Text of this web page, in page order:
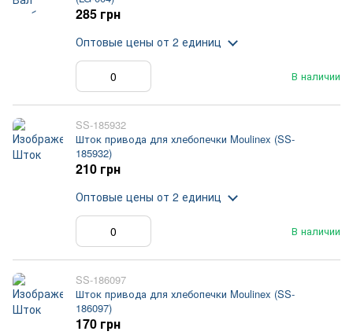
В наличии
285 грн
Оптовые цены от 2 единиц
SS-185932
Шток привода для хлебопечки Moulinex (SS-
185932)
В наличии
210 грн
Оптовые цены от 2 единиц
SS-186097
Шток привода для хлебопечки Moulinex (SS-
186097)
170 грн